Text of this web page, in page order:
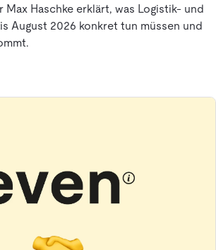
Max Haschke erklärt, was Logistik- und
August 2026 konkret tun müssen und